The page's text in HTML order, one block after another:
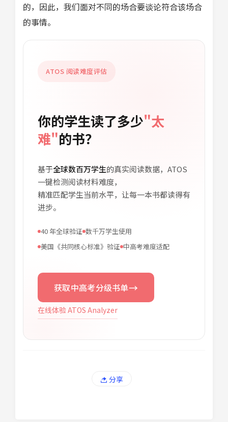
的，因此，我们面对不同的场合要谈论符合该场合
的事情。
ATOS 阅读难度评估
你的学生读了多少"太
难"的书？
基于全球数百万学生的真实阅读数据，ATOS
一键检测阅读材料难度，
精准匹配学生当前水平，让每一本书都读得有
进步。
40 年全球验证 数千万学生使用
美国《共同核心标准》验证 中高考难度适配
获取中高考分级书单→
在线体验 ATOS Analyzer
分享